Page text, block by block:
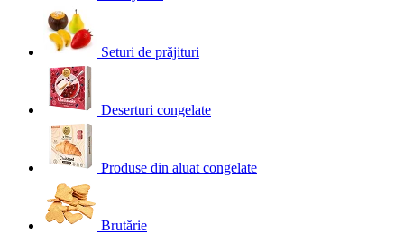
Seturi de prăjituri
Deserturi congelate
Produse din aluat congelate
Brutărie